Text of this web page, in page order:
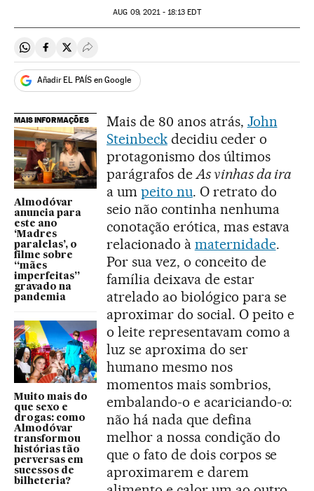
AUG 09, 2021 - 18:13 EDT
Compartir en Whatsapp
Compartir en Facebook
Compartir en Twitter
Desplegar Redes Sociales
Añadir EL PAÍS en Google
MAIS INFORMAÇÕES
Almodóvar
anuncia para
este ano
‘Madres
paralelas’, o
filme sobre
“mães
imperfeitas”
gravado na
pandemia
Muito mais do
que sexo e
drogas: como
Almodóvar
transformou
histórias tão
perversas em
sucessos de
bilheteria?
Mais de 80 anos atrás, John
Steinbeckdecidiu ceder o
protagonismo dos últimos
parágrafos de As vinhas da ira
a um peito nu. O retrato do
seio não continha nenhuma
conotação erótica, mas estava
relacionado à maternidade.
Por sua vez, o conceito de
família deixava de estar
atrelado ao biológico para se
aproximar do social. O peito e
o leite representavam como a
luz se aproxima do ser
humano mesmo nos
momentos mais sombrios,
embalando-o e acariciando-o:
não há nada que defina
melhor a nossa condição do
que o fato de dois corpos se
aproximarem e darem